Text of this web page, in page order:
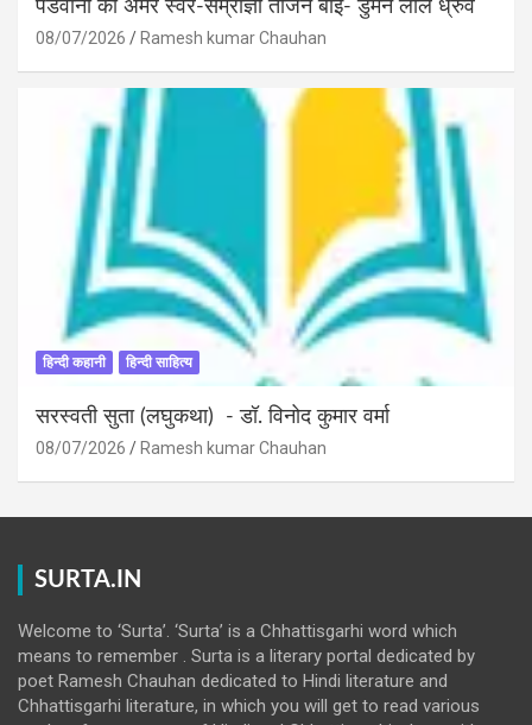
पंडवानी की अमर स्वर-सम्राज्ञी तीजन बाई- डुमन लाल ध्रुव
08/07/2026 Ramesh kumar Chauhan
हिन्दी कहानी हिन्दी साहित्य
सरस्वती सुता (लघुकथा) ​- डॉ. विनोद कुमार वर्मा
08/07/2026 Ramesh kumar Chauhan
SURTA.IN
Welcome to ‘Surta’. ‘Surta’ is a Chhattisgarhi word which
means to remember . Surta is a literary portal dedicated by
poet Ramesh Chauhan dedicated to Hindi literature and
Chhattisgarhi literature, in which you will get to read various